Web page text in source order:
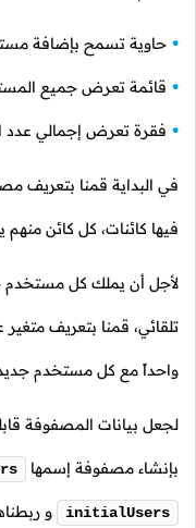
حاوية تسمح بإضافة
قائمة تعرض جميع
فقرة تعرض إجمالي عدد
في البداية قمنا بتعريف
فيها كائنات، كل كائن
لأجل أن يملك كل مستخدم
تلقائي، قمنا بتعريف
واحداً مع كل مستخدم
لجعل بيانات المصفوفة
بإنشاء مصفوفة إسمها
initialUsers و